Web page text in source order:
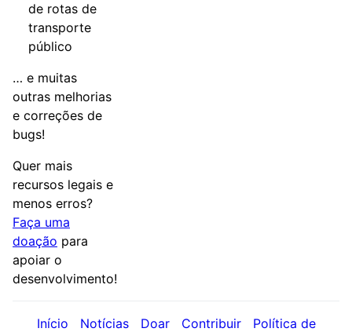
de rotas de
transporte
público
… e muitas
outras melhorias
e correções de
bugs!
Quer mais
recursos legais e
menos erros?
Faça uma
doação para
apoiar o
desenvolvimento!
Início Notícias Doar Contribuir
Política de